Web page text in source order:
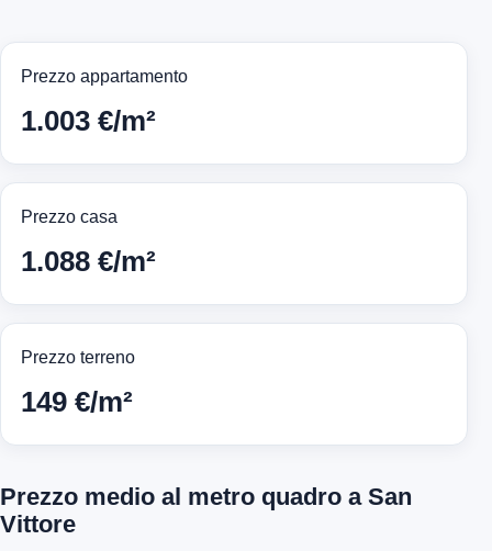
Prezzo appartamento
1.003 €/m²
Prezzo casa
1.088 €/m²
Prezzo terreno
149 €/m²
Prezzo medio al metro quadro a San
Vittore